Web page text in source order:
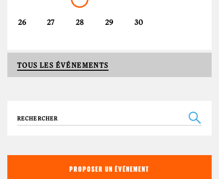
26 27 28 29 30
TOUS LES ÉVÉNEMENTS
Recherche
PROPOSER UN ÉVÉNEMENT